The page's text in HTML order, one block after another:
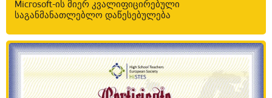
Microsoft-ის მიერ კვალიფიცირებული
საგანმანათლებლო დაწესებულება